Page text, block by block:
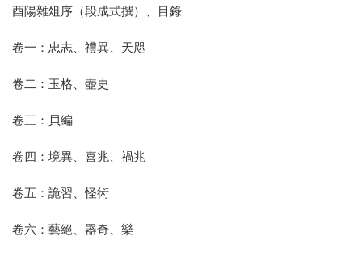
酉陽雜俎序（段成式撰）、目錄
卷一：忠志、禮異、天咫
卷二：玉格、壺史
卷三：貝編
卷四：境異、喜兆、禍兆
卷五：詭習、怪術
卷六：藝絕、器奇、樂